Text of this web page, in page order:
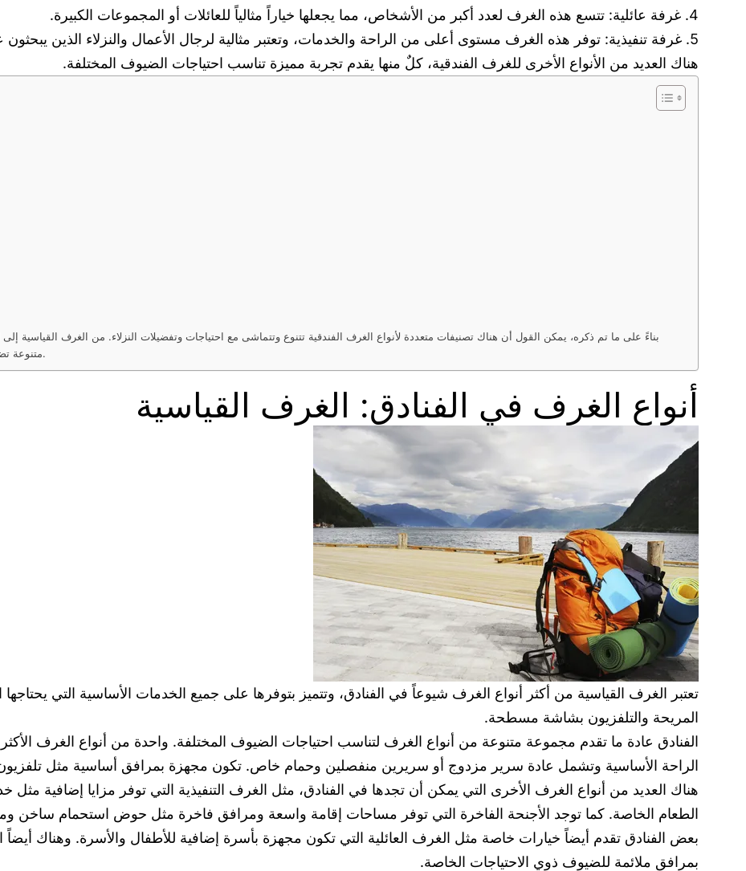
4. غرفة عائلية: تتسع هذه الغرف لعدد أكبر من الأشخاص، مما يجعلها خياراً مثالياً للعائلات أو المجموعات الكبيرة.
5. غرفة تنفيذية: توفر هذه الغرف مستوى أعلى من الراحة والخدمات، وتعتبر مثالية لرجال الأعمال والنزلاء الذين يبحثون عن تجربة فندقية فاخرة.
هناك العديد من الأنواع الأخرى للغرف الفندقية، كلٌ منها يقدم تجربة مميزة تناسب احتياجات الضيوف المختلفة.
بناءً على ما تم ذكره، يمكن القول أن هناك تصنيفات متعددة لأنواع الغرف الفندقية تتنوع وتتماشى مع احتياجات وتفضيلات النزلاء. من الغرف القياسية إلى
متنوعة تضمن الراحة والاستمتاع للزوار خلال فترة إقامتهم.
أنواع الغرف في الفنادق: الغرف القياسية
تعتبر الغرف القياسية من أكثر أنواع الغرف شيوعاً في الفنادق، وتتميز بتوفرها على جميع الخدمات الأساسية التي يحتاجها
المريحة والتلفزيون بشاشة مسطحة.
الفنادق عادة ما تقدم مجموعة متنوعة من أنواع الغرف لتناسب احتياجات الضيوف المختلفة. واحدة من أنواع الغرف
الراحة الأساسية وتشمل عادة سرير مزدوج أو سريرين منفصلين وحمام خاص. تكون مجهزة بمرافق أساسية مثل
هناك العديد من أنواع الغرف الأخرى التي يمكن أن تجدها في الفنادق، مثل الغرف التنفيذية التي توفر مزايا إضافية مثل
الطعام الخاصة. كما توجد الأجنحة الفاخرة التي توفر مساحات إقامة واسعة ومرافق فاخرة مثل حوض استحمام ساخن
بعض الفنادق تقدم أيضاً خيارات خاصة مثل الغرف العائلية التي تكون مجهزة بأسرة إضافية للأطفال والأسرة. وهناك
بمرافق ملائمة للضيوف ذوي الاحتياجات الخاصة.